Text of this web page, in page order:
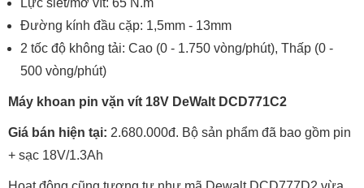
Đường kính đầu cặp: 1,5mm - 13mm
2 tốc độ không tải: Cao (0 - 1.750 vòng/phút), Thấp (0 -
500 vòng/phút)
Máy khoan pin vặn vít 18V DeWalt DCD771C2
Giá bán hiện tại: 2.680.000đ. Bộ sản phẩm đã bao gồm pin
+ sạc 18V/1.3Ah